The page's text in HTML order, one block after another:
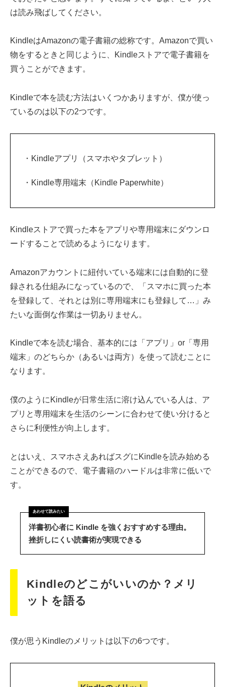
は読み飛ばしてください。
KindleはAmazonの電子書籍の総称です。Amazonで買い
物をするときと同じように、Kindleストアで電子書籍を
買うことができます。
Kindleで本を読む方法はいくつかありますが、僕が使っ
ているのは以下の2つです。
・Kindleアプリ（スマホやタブレット）
・Kindle専用端末（Kindle Paperwhite）
Kindleストアで買った本をアプリや専用端末にダウンロ
ードすることで読めるようになります。
Amazonアカウントに紐付いている端末には自動的に登
録される仕組みになっているので、「スマホに買った本
を登録して、それとは別に専用端末にも登録して…」み
たいな面倒な作業は一切ありません。
Kindleで本を読む場合、基本的には「アプリ」or「専用
端末」のどちらか（あるいは両方）を使って読むことに
なります。
僕のようにKindleが日常生活に溶け込んでいる人は、ア
プリと専用端末を生活のシーンに合わせて使い分けると
さらに利便性が向上します。
とはいえ、スマホさえあればスグにKindleを読み始める
ことができるので、電子書籍のハードルは非常に低いで
す。
洋書初心者に Kindle を強くおすすめする理由。
挫折しにくい読書術が実現できる
Kindleのどこがいいのか？メリ
ットを語る
僕が思うKindleのメリットは以下の6つです。